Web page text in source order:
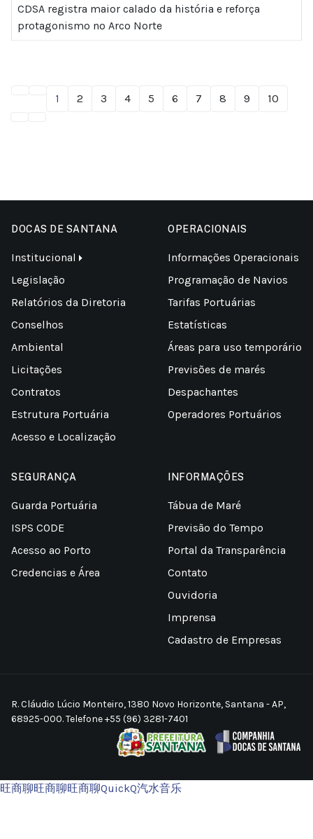
CDSA registra maior calado da história e reforça
protagonismo no Arco Norte
1 2 3 4 5 6 7 8 9 10
DOCAS DE SANTANA
Institucional
Legislação
Relatórios da Diretoria
Conselhos
Ambiental
Licitações
Contratos
Estrutura Portuária
Acesso e Localização
OPERACIONAIS
Informações Operacionais
Programação de Navios
Tarifas Portuárias
Estatísticas
Áreas para uso temporário
Previsões de marés
Despachantes
Operadores Portuários
SEGURANÇA
Guarda Portuária
ISPS CODE
Acesso ao Porto
Credencias e Área
INFORMAÇÕES
Tábua de Maré
Previsão do Tempo
Portal da Transparência
Contato
Ouvidoria
Imprensa
Cadastro de Empresas
R. Cláudio Lúcio Monteiro, 1380 Novo Horizonte, Santana - AP,
68925-000. Telefone +55 (96) 3281-7401
旺商聊旺商聊旺商聊QuickQ汽水音乐